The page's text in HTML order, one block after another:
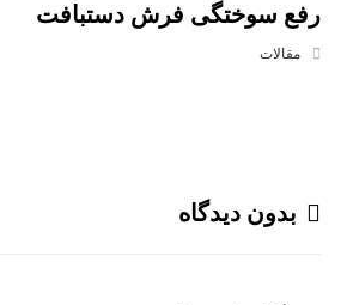
رفع سوختگی فرش دستبافت
مقالات
بدون دیدگاه